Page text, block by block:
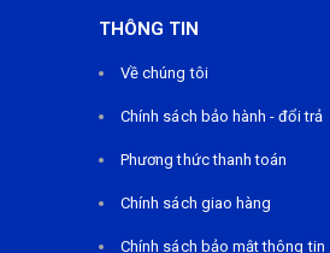
THÔNG TIN
Về chúng tôi
Chính sách bảo hành - đổi trả
Phương thức thanh toán
Chính sách giao hàng
Chính sách bảo mật thông tin